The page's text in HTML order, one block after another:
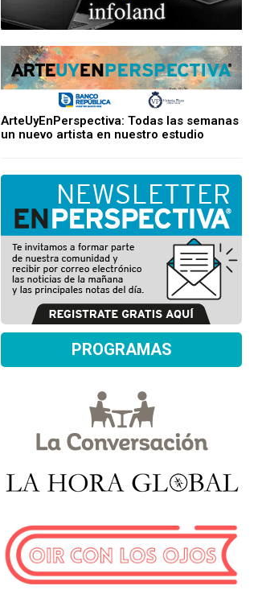
ArteUyEnPerspectiva: Todas las semanas
un nuevo artista en nuestro estudio
PROGRAMAS